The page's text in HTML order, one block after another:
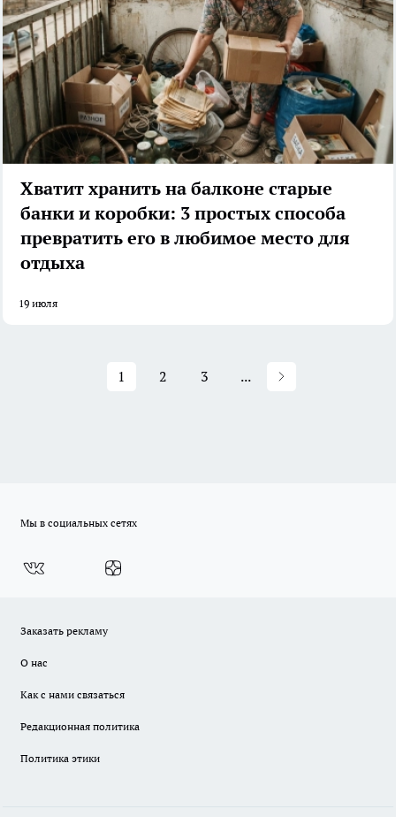
Хватит хранить на балконе старые
банки и коробки: 3 простых способа
превратить его в любимое место для
отдыха
19 июля
1 2 3 ...
Мы в социальных сетях
Заказать рекламу
О нас
Как с нами связаться
Редакционная политика
Политика этики